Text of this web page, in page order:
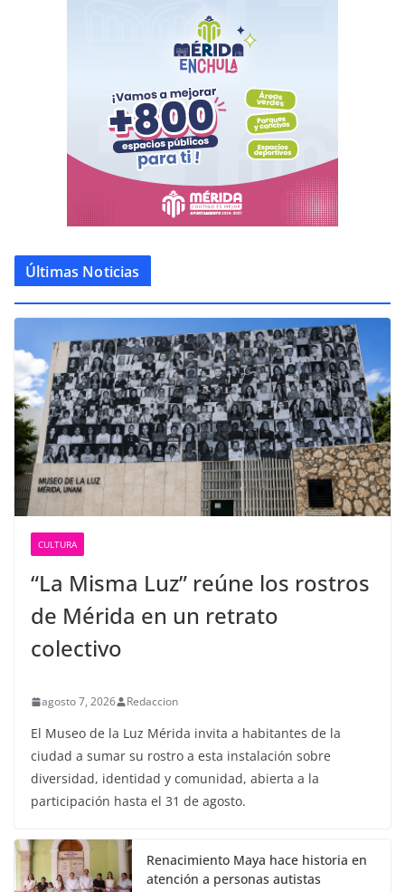
Últimas Noticias
CULTURA
“La Misma Luz” reúne los rostros
de Mérida en un retrato
colectivo
agosto 7, 2026 Redaccion
El Museo de la Luz Mérida invita a habitantes de la
ciudad a sumar su rostro a esta instalación sobre
diversidad, identidad y comunidad, abierta a la
participación hasta el 31 de agosto.
Renacimiento Maya hace historia en
atención a personas autistas